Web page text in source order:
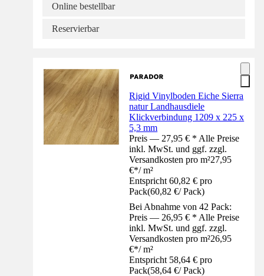
Online bestellbar
Reservierbar
Rigid Vinylboden Eiche Sierra
natur Landhausdiele
Klickverbindung 1209 x 225 x
5,3 mm
Preis — 27,95 € * Alle Preise
inkl. MwSt. und ggf. zzgl.
Versandkosten pro m²27,95
€*/ m²
Entspricht 60,82 € pro
Pack(60,82 €/ Pack)
Bei Abnahme von 42 Pack:
Preis — 26,95 € * Alle Preise
inkl. MwSt. und ggf. zzgl.
Versandkosten pro m²26,95
€*/ m²
Entspricht 58,64 € pro
Pack(58,64 €/ Pack)